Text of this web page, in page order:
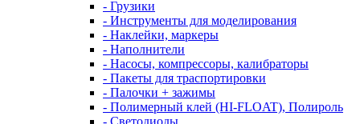
- Грузики
- Инструменты для моделирования
- Наклейки, маркеры
- Наполнители
- Насосы, компрессоры, калибраторы
- Пакеты для траспортировки
- Палочки + зажимы
- Полимерный клей (HI-FLOAT), Полироль
- Светодиоды